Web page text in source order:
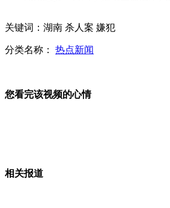
车模改走高雅路线 车展拒成"胸展"
"女神"周秀娜助阵广州汽车嘉年华
关键词：湖南 杀人案 嫌犯
分类名称： 热点新闻
您看完该视频的心情
相关报道